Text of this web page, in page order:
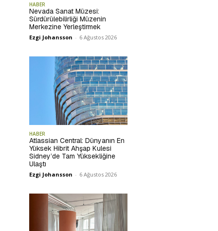
HABER
Nevada Sanat Müzesi:
Sürdürülebilirliği Müzenin
Merkezine Yerleştirmek
Ezgi Johansson - 6 Ağustos 2026
HABER
Atlassian Central: Dünyanın En
Yüksek Hibrit Ahşap Kulesi
Sidney’de Tam Yüksekliğine
Ulaştı
Ezgi Johansson - 6 Ağustos 2026